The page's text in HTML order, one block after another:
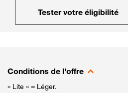
Tester votre éligibilité
Conditions de l'offre
« Lite » = Léger.